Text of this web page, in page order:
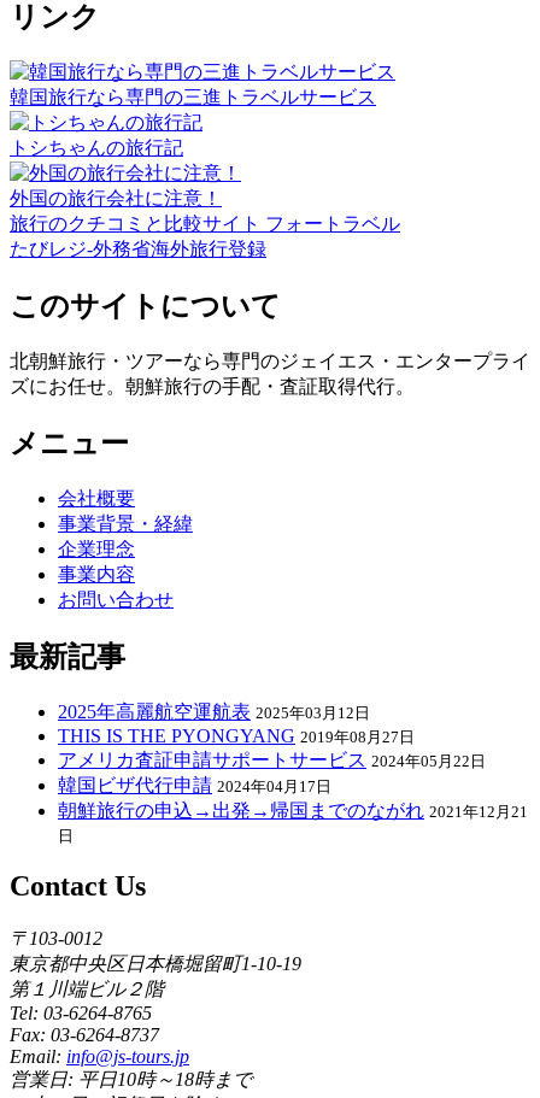
リンク
韓国旅行なら専門の三進トラベルサービス
トシちゃんの旅行記
外国の旅行会社に注意！
旅行のクチコミと比較サイト フォートラベル
たびレジ-外務省海外旅行登録
このサイトについて
北朝鮮旅行・ツアーなら専門のジェイエス・エンタープライ
ズにお任せ。朝鮮旅行の手配・査証取得代行。
メニュー
会社概要
事業背景・経緯
企業理念
事業内容
お問い合わせ
最新記事
2025年高麗航空運航表 2025年03月12日
THIS IS THE PYONGYANG 2019年08月27日
アメリカ査証申請サポートサービス 2024年05月22日
韓国ビザ代行申請 2024年04月17日
朝鮮旅行の申込→出発→帰国までのながれ 2021年12月21
日
Contact Us
〒103-0012
東京都中央区日本橋堀留町1-10-19
第１川端ビル２階
Tel: 03-6264-8765
Fax: 03-6264-8737
Email: info@js-tours.jp
営業日: 平日10時～18時まで